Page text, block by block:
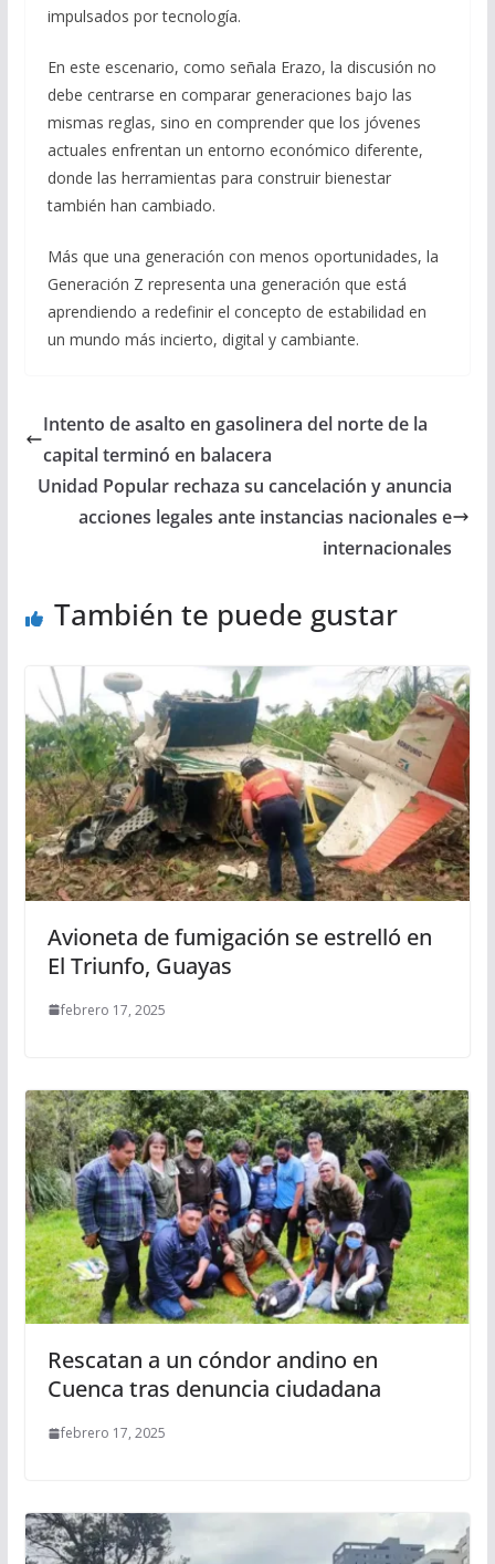
impulsados por tecnología.
En este escenario, como señala Erazo, la discusión no
debe centrarse en comparar generaciones bajo las
mismas reglas, sino en comprender que los jóvenes
actuales enfrentan un entorno económico diferente,
donde las herramientas para construir bienestar
también han cambiado.
Más que una generación con menos oportunidades, la
Generación Z representa una generación que está
aprendiendo a redefinir el concepto de estabilidad en
un mundo más incierto, digital y cambiante.
Intento de asalto en gasolinera del norte de la
capital terminó en balacera
Unidad Popular rechaza su cancelación y anuncia
acciones legales ante instancias nacionales e
internacionales
También te puede gustar
Avioneta de fumigación se estrelló en
El Triunfo, Guayas
febrero 17, 2025
Rescatan a un cóndor andino en
Cuenca tras denuncia ciudadana
febrero 17, 2025